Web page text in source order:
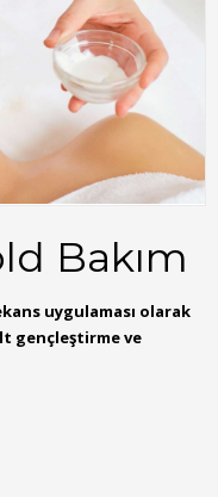
Bakım
uygulaması olarak
gençleştirme ve